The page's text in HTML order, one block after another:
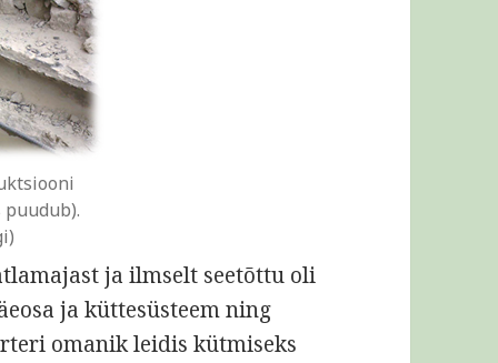
ja ilmselt seetõttu oli
ja küttesüsteem ning
omanik leidis kütmiseks